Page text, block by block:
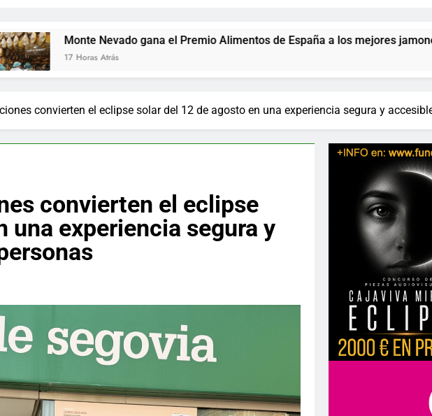
Nevado gana el Premio Alimentos de España a los mejores jamones 2026
Atrás
convierten el eclipse solar del 12 de agosto en una experiencia segura y
convierten el eclipse
una experiencia segura y